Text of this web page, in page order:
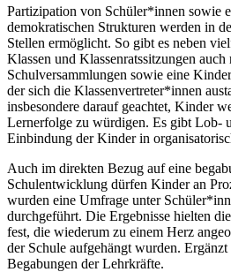
Partizipation von Schüler*innen sowie
demokratischen Strukturen werden in
Stellen ermöglicht. So gibt es neben
Klassen und Klassenratssitzungen
Schulversammlungen sowie eine
der sich die Klassenvertreter*innen
insbesondere darauf geachtet, Kinder
Lernerfolge zu würdigen. Es gibt Lob-
Einbindung der Kinder in
Auch im direkten Bezug auf eine
Schulentwicklung dürfen Kinder an
wurden eine Umfrage unter
durchgeführt. Die Ergebnisse hielten
fest, die wiederum zu einem Herz
der Schule aufgehängt wurden.
Begabungen der Lehrkräfte.